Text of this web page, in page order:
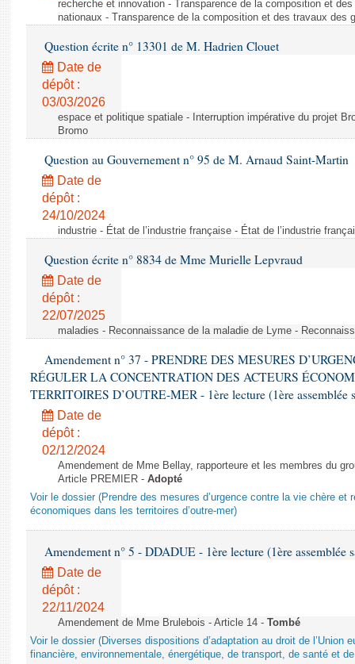
recherche et innovation - Transparence de la composition et
nationaux - Transparence de la composition et des travaux des
Question écrite n° 13301 de M. Hadrien Clouet
Date de
dépôt :
03/03/2026
espace et politique spatiale - Interruption impérative du projet
Bromo
Question au Gouvernement n° 95 de M. Arnaud Saint-Martin
Date de
dépôt :
24/10/2024
industrie - État de l’industrie française - État de l’industrie
Question écrite n° 8834 de Mme Murielle Lepvraud
Date de
dépôt :
22/07/2025
maladies - Reconnaissance de la maladie de Lyme -
Amendement n° 37 - PRENDRE DES MESURES
RÉGULER LA CONCENTRATION DES ACTEURS
TERRITOIRES D’OUTRE-MER - 1ère lecture (1ère assemblée
Date de
dépôt :
02/12/2024
Amendement de Mme Bellay, rapporteure et les membres du
Article PREMIER - Adopté
Voir le dossier (Prendre des mesures d’urgence contre la vie chère et
économiques dans les territoires d’outre-mer)
Amendement n° 5 - DDADUE - 1ère lecture (1ère assemblée
Date de
dépôt :
22/11/2024
Amendement de Mme Brulebois - Article 14 - Tombé
Voir le dossier (Diverses dispositions d’adaptation au droit de l’Union
financière, environnementale, énergétique, de transport, de santé et